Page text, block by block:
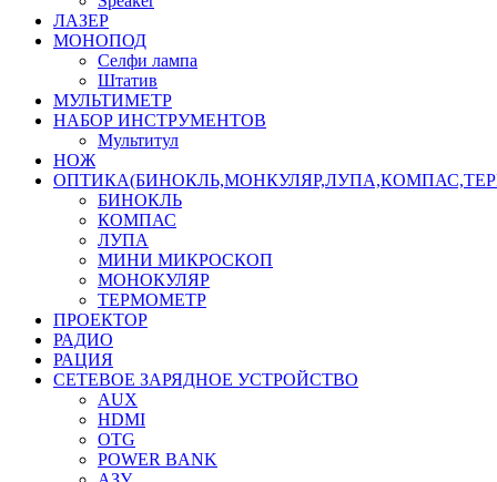
ЛАЗЕР
МОНОПОД
Селфи лампа
Штатив
МУЛЬТИМЕТР
НАБОР ИНСТРУМЕНТОВ
Мультитул
НОЖ
БИНОКЛЬ
КОМПАС
ЛУПА
МИНИ МИКРОСКОП
МОНОКУЛЯР
ТЕРМОМЕТР
ПРОЕКТОР
РАДИО
РАЦИЯ
СЕТЕВОЕ ЗАРЯДНОЕ УСТРОЙСТВО
AUX
HDMI
OTG
POWER BANK